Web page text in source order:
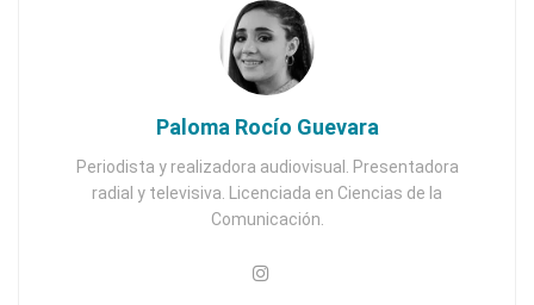
Paloma Rocío Guevara
Periodista y realizadora audiovisual. Presentadora
radial y televisiva. Licenciada en Ciencias de la
Comunicación.